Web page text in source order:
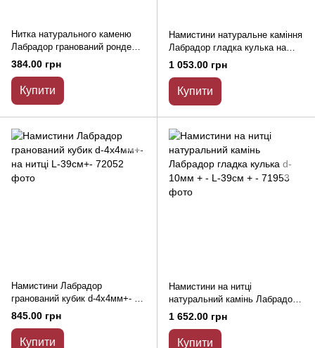
Нитка натурального каменю
Лабрадор гранований рондель
d-4х2,5мм L-39см + -
384.00 грн
Купити
Намистини натуральне каміння
Лабрадор гладка кулька на
нитці d-10мм+- L-38см+-
1 053.00 грн
Купити
Намистини Лабрадор
гранований кубик d-4х4мм+- на
нитці L-39см+-
845.00 грн
Купити
Намистини на нитці
натуральний камінь Лабрадор
гладка кулька d-10мм + - L-
1 652.00 грн
Купити